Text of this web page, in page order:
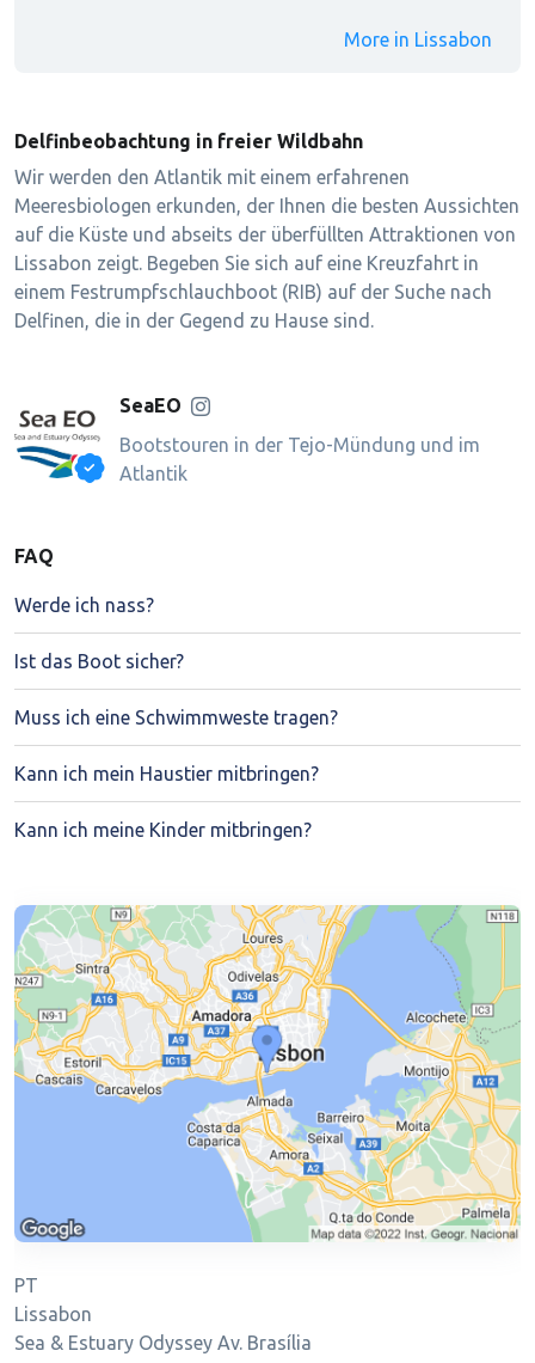
More in Lissabon
Delfinbeobachtung in freier Wildbahn
Wir werden den Atlantik mit einem erfahrenen
Meeresbiologen erkunden, der Ihnen die besten Aussichten
auf die Küste und abseits der überfüllten Attraktionen von
Lissabon zeigt. Begeben Sie sich auf eine Kreuzfahrt in
einem Festrumpfschlauchboot (RIB) auf der Suche nach
Delfinen, die in der Gegend zu Hause sind.
SeaEO
Bootstouren in der Tejo-Mündung und im
Atlantik
FAQ
Werde ich nass?
Ist das Boot sicher?
Muss ich eine Schwimmweste tragen?
Kann ich mein Haustier mitbringen?
Kann ich meine Kinder mitbringen?
PT
Lissabon
Sea & Estuary Odyssey Av. Brasília